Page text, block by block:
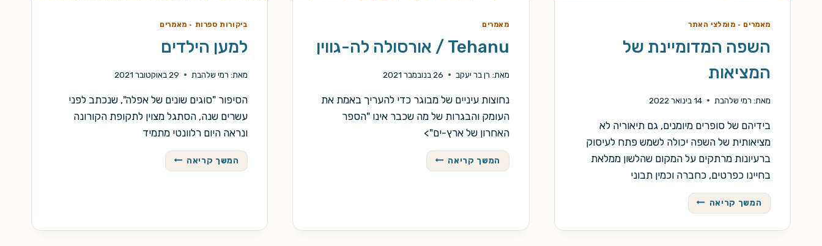
מאמרים · מומלצי האתר
השפה המדומיינת של
המציאות
מאת: רמי שלהבת 14 בינואר 2022
בידיהם של סופרים מיומנים, גם תיאוריה לא
מציאותית של השפה יכולה לשמש פתח לעיסוק
ברעיונות מרתקים על המקום שהלשון ממלאת
בחיינו כפרטים, כחברה וכמין תבוני
המשך קריאה השפה
המדומיינת
מאמרים
Tehanu / אורסולה לה-גווין
מאת: רן בר יעקב 26 בנובמבר 2021
נחוצות עיניים של מבוגר כדי להעריך באמת את
העומק והבגרות של מה שכבר אינו "הספר
האחרון של ארץ-ים">
המשך קריאהTEHANU
/
ביקורות ספרות · מאמרים
למען הילדים
מאת: רמי שלהבת 29 באוקטובר 2021
הסיפור "סוגים שונים של אפלה", שנכתב לפני
עשרים שנה, הסתגל מצוין לתקופת הקורונה
ונראה היום רלוונטי מתמיד
המשך קריאה למען
הילדים